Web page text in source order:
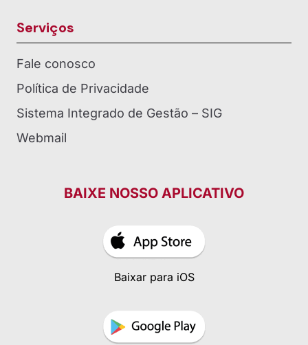
Serviços
Fale conosco
Política de Privacidade
Sistema Integrado de Gestão – SIG
Webmail
BAIXE NOSSO APLICATIVO
Baixar para iOS